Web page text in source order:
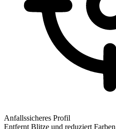
Anfallssicheres Profil
Entfernt Blitze und reduziert Farben